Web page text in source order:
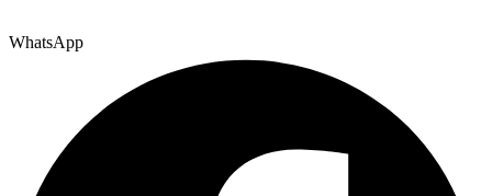
WhatsApp